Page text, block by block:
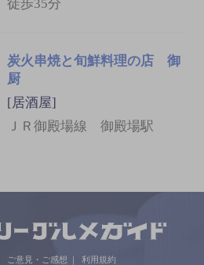
徒歩35分
炭火串焼と旬鮮料理の店 御
厨
[居酒屋]
ＪＲ御殿場線 御殿場駅
ご意見・ご感想 利用規約